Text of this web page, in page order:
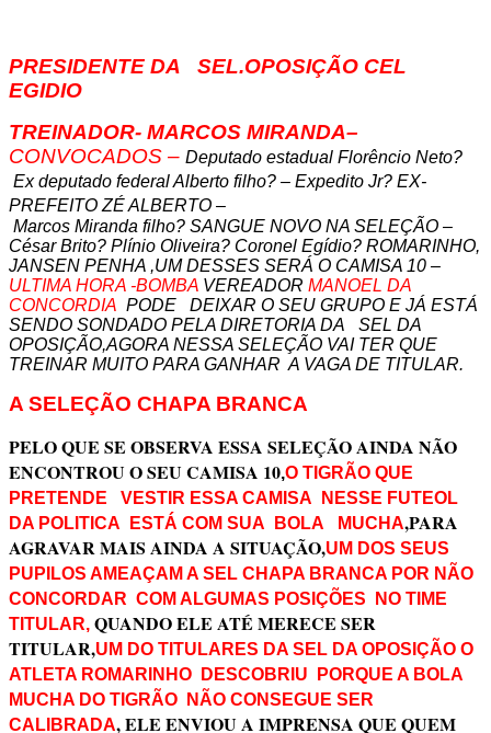
PRESIDENTE DA SEL.OPOSIÇÃO CEL
EGIDIO
TREINADOR- MARCOS MIRANDA–
CONVOCADOS – Deputado estadual Florêncio Neto?
Ex deputado federal Alberto filho? – Expedito Jr? EX-
PREFEITO ZÉ ALBERTO –
Marcos Miranda filho? SANGUE NOVO NA SELEÇÃO –
César Brito? Plínio Oliveira? Coronel Egídio? ROMARINHO,
JANSEN PENHA ,UM DESSES SERÁ O CAMISA 10 –
ULTIMA HORA -BOMBA VEREADOR MANOEL DA
CONCORDIA PODE DEIXAR O SEU GRUPO E JÁ ESTÁ
SENDO SONDADO PELA DIRETORIA DA SEL DA
OPOSIÇÃO,AGORA NESSA SELEÇÃO VAI TER QUE
TREINAR MUITO PARA GANHAR A VAGA DE TITULAR.
A SELEÇÃO CHAPA BRANCA
PELO QUE SE OBSERVA ESSA SELEÇÃO AINDA NÃO
ENCONTROU O SEU CAMISA 10,O TIGRÃO QUE
PRETENDE VESTIR ESSA CAMISA NESSE FUTEOL
DA POLITICA ESTÁ COM SUA BOLA MUCHA,PARA
AGRAVAR MAIS AINDA A SITUAÇÃO,UM DOS SEUS
PUPILOS AMEAÇAM A SEL CHAPA BRANCA POR NÃO
CONCORDAR COM ALGUMAS POSIÇÕES NO TIME
TITULAR, QUANDO ELE ATÉ MERECE SER
TITULAR,UM DO TITULARES DA SEL DA OPOSIÇÃO O
ATLETA ROMARINHO DESCOBRIU PORQUE A BOLA
MUCHA DO TIGRÃO NÃO CONSEGUE SER
CALIBRADA, ELE ENVIOU A IMPRENSA QUE QUEM